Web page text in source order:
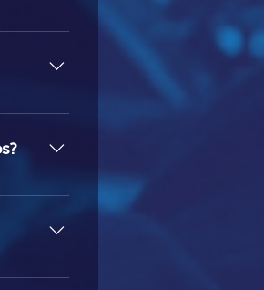
Não há
Didática